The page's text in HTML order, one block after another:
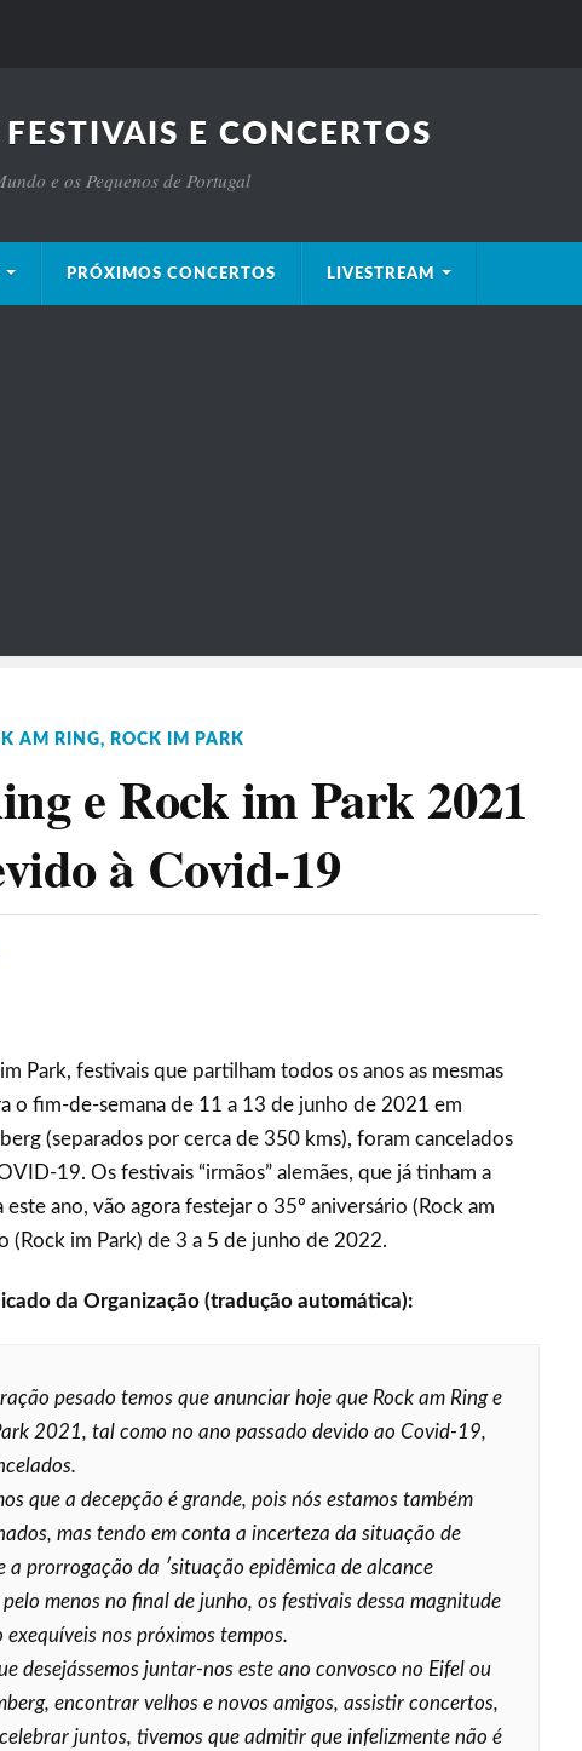
E CONCERTOS
e os Pequenos de Portugal
PRÓXIMOS CONCERTOS LIVESTREAM
AM RING, ROCK IM PARK
e Rock im Park 2021
à Covid-19
Park, festivais que partilham todos os anos as mesmas
o fim-de-semana de 11 a 13 de junho de 2021 em
(separados por cerca de 350 kms), foram cancelados
19. Os festivais “irmãos” alemães, que já tinham a
este ano, vão agora festejar o 35º aniversário (Rock am
(Rock im Park) de 3 a 5 de junho de 2022.
da Organização (tradução automática):
pesado temos que anunciar hoje que Rock am Ring e
2021, tal como no ano passado devido ao Covid-19,
que a decepção é grande, pois nós estamos também
mas tendo em conta a incerteza da situação de
a prorrogação da ′situação epidêmica de alcance
pelo menos no final de junho, os festivais dessa magnitude
exequíveis nos próximos tempos.
desejássemos juntar-nos este ano convosco no Eifel ou
encontrar velhos e novos amigos, assistir concertos,
juntos, tivemos que admitir que infelizmente não é